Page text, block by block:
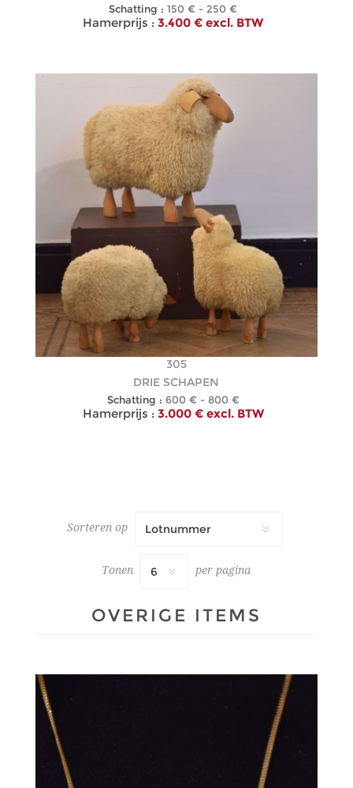
Schatting : 150 € - 250 €
Hamerprijs : 3.400 € excl. BTW
305
DRIE SCHAPEN
Schatting : 600 € - 800 €
Hamerprijs : 3.000 € excl. BTW
Sorteren op
Tonen per pagina
OVERIGE ITEMS